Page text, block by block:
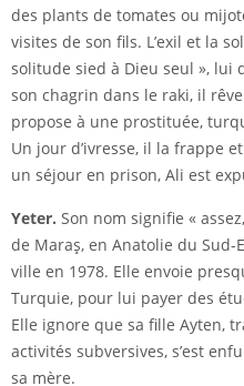
des plants de tomates ou
visites de son fils. L’exil et la
solitude sied à Dieu seul », lui
son chagrin dans le raki, il
propose à une prostituée,
Un jour d’ivresse, il la frappe
un séjour en prison, Ali est
Yeter. Son nom signifie «
de Maraş, en Anatolie du Sud-
ville en 1978. Elle envoie
Turquie, pour lui payer des
Elle ignore que sa fille Ayten,
activités subversives, s’est
sa mère.